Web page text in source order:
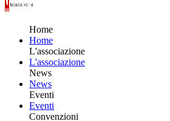
Home
Home
L'associazione
L'associazione
News
News
Eventi
Eventi
Convenzioni